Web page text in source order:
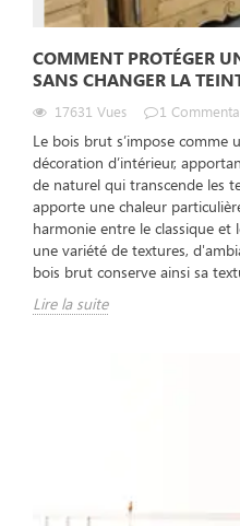
COMMENT PROTÉGER
SANS CHANGER LA
17631 Vues 1
Le bois brut s’impose comme
décoration d’intérieur,
de naturel qui transcende les
apporte une chaleur
harmonie entre le classique
une variété de textures,
bois brut conserve ainsi sa
Lire la suite